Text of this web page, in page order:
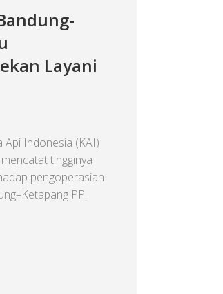
Layani
Indonesia (KAI)
tingginya
pengoperasian
PP.